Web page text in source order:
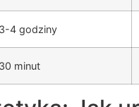
3-4 godziny
30 minut